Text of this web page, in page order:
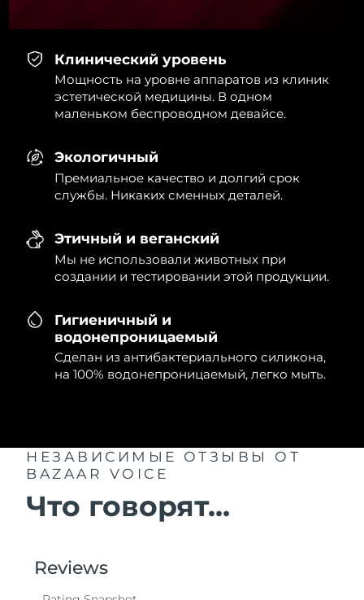
Клинический уровень
Мощность на уровне аппаратов из клиник
эстетической медицины. В одном
маленьком беспроводном девайсе.
Экологичный
Премиальное качество и долгий срок
службы. Никаких сменных деталей.
Этичный и веганский
Мы не использовали животных при
создании и тестировании этой продукции.
Гигиеничный и
водонепроницаемый
Сделан из антибактериального силикона,
на 100% водонепроницаемый, легко мыть.
НЕЗАВИСИМЫЕ ОТЗЫВЫ
ОТ
BAZAAR VOICE
Что говорят...